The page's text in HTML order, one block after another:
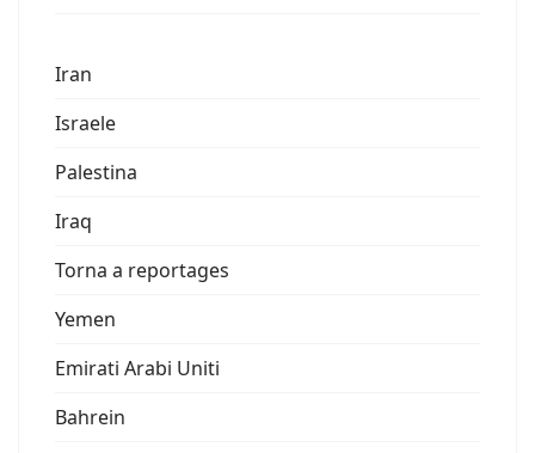
Iran
Israele
Palestina
Iraq
Torna a reportages
Yemen
Emirati Arabi Uniti
Bahrein